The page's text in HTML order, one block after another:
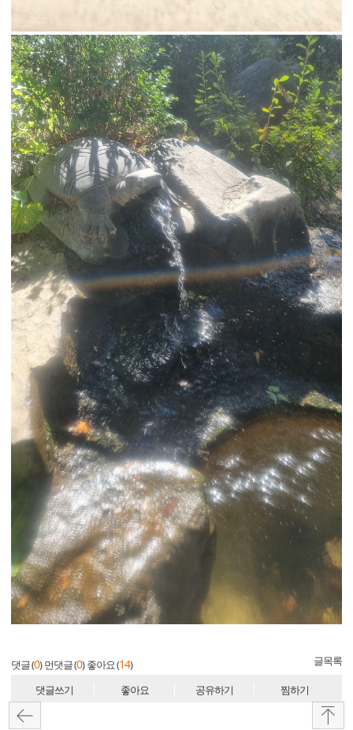
댓글 (0) 먼댓글 (0) 좋아요 (14) 글목록
댓글쓰기 좋아요 공유하기 찜하기